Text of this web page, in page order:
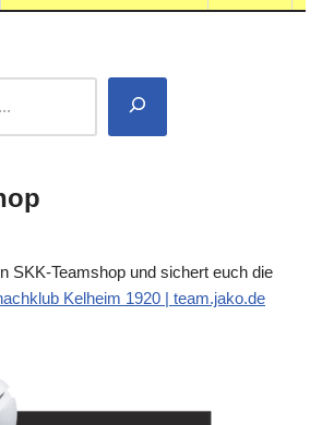
SKK-Teamshop und sichert euch die
Kelheim 1920 | team.jako.de